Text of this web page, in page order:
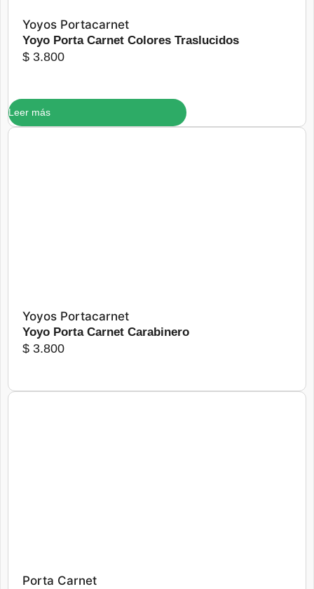
Yoyos Portacarnet
Yoyo Porta Carnet Colores Traslucidos
$ 3.800
Leer más
Yoyos Portacarnet
Yoyo Porta Carnet Carabinero
$ 3.800
Porta Carnet